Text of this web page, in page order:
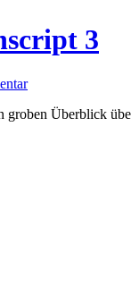
3
Überblick